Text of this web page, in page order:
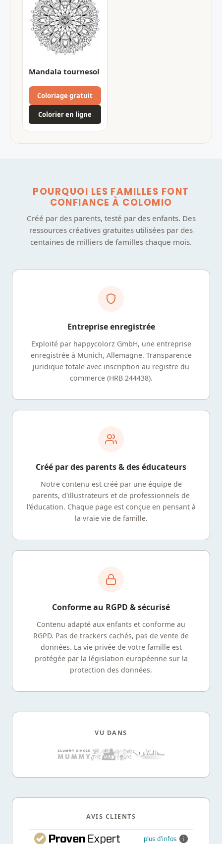
Mandala tournesol
Coloriage gratuit
Colorier en ligne
POURQUOI LES FAMILLES FONT
CONFIANCE À COLOMIO
Créé par des parents, testé par des enfants. Des
ressources créatives gratuites utilisées par des
centaines de milliers de familles chaque mois.
Entreprise enregistrée
Exploité par happycolorz GmbH, une entreprise
enregistrée à Munich, Allemagne. Transparence
juridique totale avec inscription au registre du
commerce (HRB 244438).
Créé par des parents & des éducateurs
Notre contenu est créé par une équipe de
parents, d'illustrateurs et de professionnels de
l'éducation. Chaque page est conçue en pensant à
la vraie vie de famille.
Conforme au RGPD & sécurisé
Contenu adapté aux enfants et conforme au
RGPD. Pas de trackers cachés, pas de vente de
données. La vie privée de votre famille est
protégée par la législation européenne sur la
protection des données.
VU DANS
AVIS CLIENTS
plus d'infos